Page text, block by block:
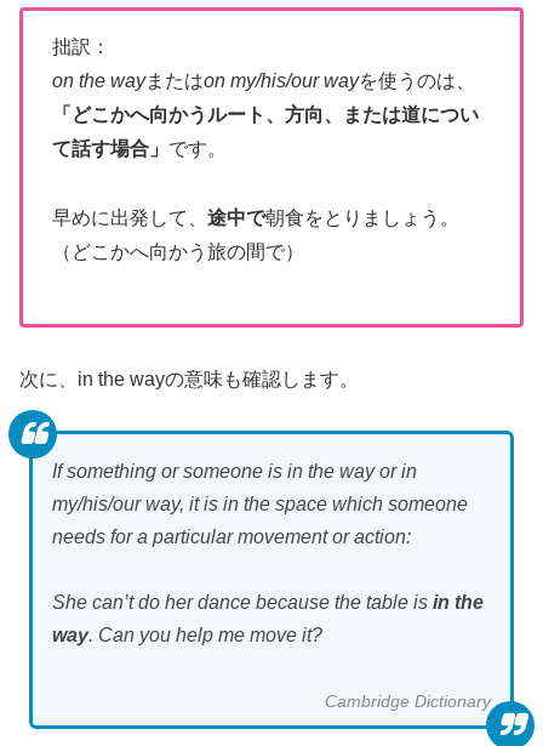
拙訳：
on the wayまたはon my/his/our wayを使うのは、
「どこかへ向かうルート、方向、または道につい
て話す場合」 です。
早めに出発して、 途中で朝食をとりましょう。
（どこかへ向かう旅の間で）
次に、in the wayの意味も確認します。
If something or someone is in the wayorin
my/his/our way, it is in the space which someone
needs for a particular movement or action:
She can’t do her dance because the table is in the
way. Can you help me move it?
Cambridge Dictionary